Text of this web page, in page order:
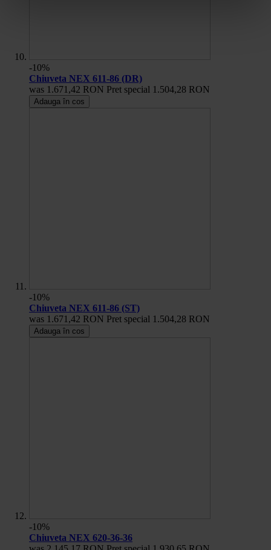
-10%
Chiuveta NEX 611-86 (DR)
was 1.671,42 RON Pret special 1.504,28 RON
Adauga în cos
-10%
Chiuveta NEX 611-86 (ST)
was 1.671,42 RON Pret special 1.504,28 RON
Adauga în cos
-10%
Chiuveta NEX 620-36-36